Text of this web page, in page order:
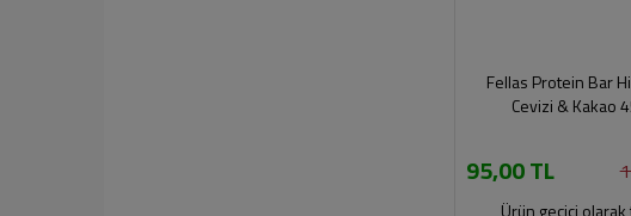
Fellas Protein Bar
Cevizi & Kakao
95,00 TL
Ürün geçici